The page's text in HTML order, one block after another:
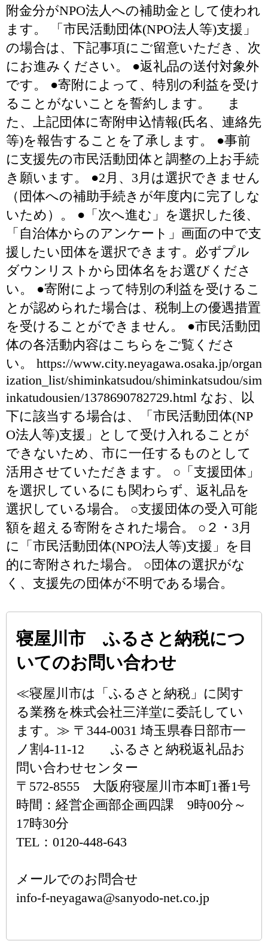
附金分がNPO法人への補助金として使われ
ます。 「市民活動団体(NPO法人等)支援」
の場合は、下記事項にご留意いただき、次
にお進みください。 ●返礼品の送付対象外
です。 ●寄附によって、特別の利益を受け
ることがないことを誓約します。 ま
た、上記団体に寄附申込情報(氏名、連絡先
等)を報告することを了承します。 ●事前
に支援先の市民活動団体と調整の上お手続
き願います。 ●2月、3月は選択できません
（団体への補助手続きが年度内に完了しな
いため）。 ●「次へ進む」を選択した後、
「自治体からのアンケート」画面の中で支
援したい団体を選択できます。必ずプル
ダウンリストから団体名をお選びくださ
い。 ●寄附によって特別の利益を受けるこ
とが認められた場合は、税制上の優遇措置
を受けることができません。 ●市民活動団
体の各活動内容はこちらをご覧くださ
い。 https://www.city.neyagawa.osaka.jp/organ
ization_list/shiminkatsudou/shiminkatsudou/sim
inkatudousien/1378690782729.html なお、以
下に該当する場合は、「市民活動団体(NP
O法人等)支援」として受け入れることが
できないため、市に一任するものとして
活用させていただきます。 ○「支援団体」
を選択しているにも関わらず、返礼品を
選択している場合。 ○支援団体の受入可能
額を超える寄附をされた場合。 ○２・3月
に「市民活動団体(NPO法人等)支援」を目
的に寄附された場合。 ○団体の選択がな
く、支援先の団体が不明である場合。
寝屋川市 ふるさと納税につ
いてのお問い合わせ
≪寝屋川市は「ふるさと納税」に関す
る業務を株式会社三洋堂に委託してい
ます。≫ 〒344-0031 埼玉県春日部市一
ノ割4-11-12 ふるさと納税返礼品お
問い合わせセンター
〒572-8555 大阪府寝屋川市本町1番1号
時間：経営企画部企画四課 9時00分～
17時30分
TEL：0120-448-643
メールでのお問合せ
info-f-neyagawa@sanyodo-net.co.jp